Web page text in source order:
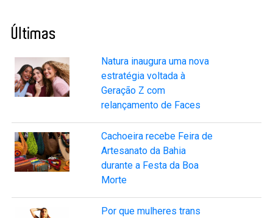
Últimas
Natura inaugura uma nova
estratégia voltada à
Geração Z com
relançamento de Faces
Cachoeira recebe Feira de
Artesanato da Bahia
durante a Festa da Boa
Morte
Por que mulheres trans